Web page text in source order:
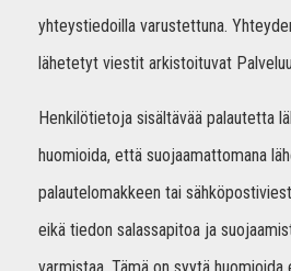
yhteystiedoilla varustettuna.
lähetetyt viestit arkistoituvat
Henkilötietoja sisältävää palautetta
huomioida, että suojaamattomana
palautelomakkeen tai
eikä tiedon salassapitoa ja